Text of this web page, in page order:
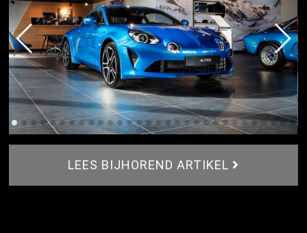
LEES BIJHOREND ARTIKEL